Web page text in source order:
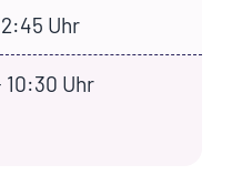
Uhr
Uhr